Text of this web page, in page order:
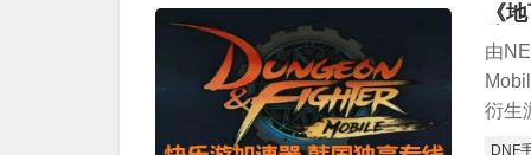
《
线
由
衍生
DNF